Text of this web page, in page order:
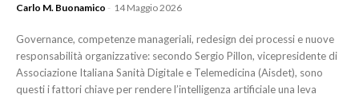
Carlo M. Buonamico - 14 Maggio 2026
Governance, competenze manageriali, redesign dei processi e nuove
responsabilità organizzative: secondo Sergio Pillon, vicepresidente di
Associazione Italiana Sanità Digitale e Telemedicina (Aisdet), sono
questi i fattori chiave per rendere l’intelligenza artificiale una leva